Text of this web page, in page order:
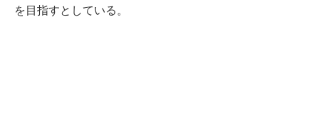
を目指すとしている。